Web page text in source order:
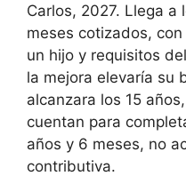
Carlos, 2027. Llega a
meses cotizados,
un hijo y requisitos
la mejora elevaría su
alcanzara los 15
cuentan para
años y 6 meses, no
contributiva.